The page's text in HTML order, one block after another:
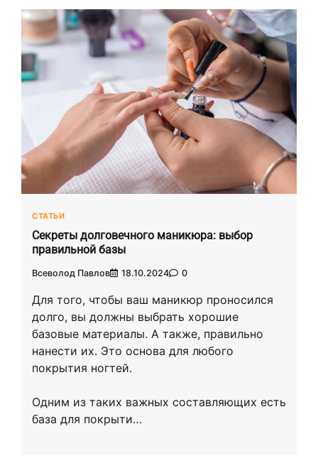
СТАТЬИ
Секреты долговечного маникюра: выбор
правильной базы
Всеволод Павлов 18.10.2024 0
Для того, чтобы ваш маникюр проносился
долго, вы должны выбрать хорошие
базовые материалы. А также, правильно
нанести их. Это основа для любого
покрытия ногтей.
Одним из таких важных составляющих есть
база для покрыти…